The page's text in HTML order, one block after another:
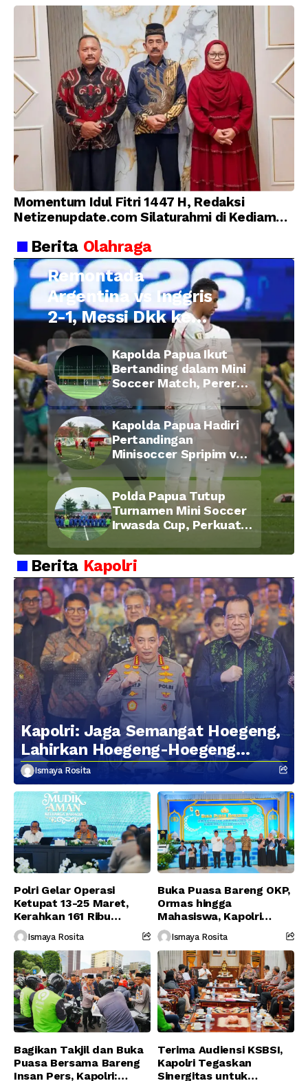
Momentum Idul Fitri 1447 H, Redaksi
Netizenupdate.com Silaturahmi di Kediaman
Berita Olahraga
Remontada
Argentina vs Inggris
2-1, Messi Dkk ke
Final Piala Dunia
2026
Kapolda Papua Ikut
Bertanding dalam Mini
Soccer Match, Pererat
Kebersamaan Personel
di Bulan Ramadan
Kapolda Papua Hadiri
Pertandingan
Minisoccer Spripim vs
Bid Propam, Pererat
Soliditas dan
Kebersamaan Personel
Polda Papua Tutup
Turnamen Mini Soccer
Irwasda Cup, Perkuat
Kebersamaan Personel
Berita Kapolri
Kapolri: Jaga Semangat Hoegeng,
Lahirkan Hoegeng-Hoegeng
Berikutnya
Ismaya Rosita
Polri Gelar Operasi
Ketupat 13-25 Maret,
Kerahkan 161 Ribu
Personel Gabungan
Ismaya Rosita
Buka Puasa Bareng OKP,
Ormas hingga
Mahasiswa, Kapolri
Serukan Jaga
Persatuan-Dukung
Program Pemerintah
Ismaya Rosita
Bagikan Takjil dan Buka
Puasa Bersama Bareng
Insan Pers, Kapolri:
Terima Audiensi KSBSI,
Kapolri Tegaskan
Sinergitas untuk